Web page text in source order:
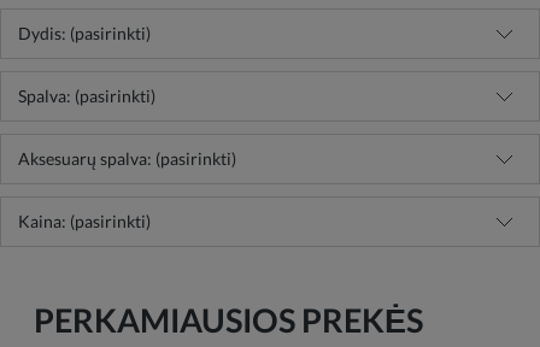
Dydis: (pasirinkti)
Spalva: (pasirinkti)
Aksesuarų spalva: (pasirinkti)
Kaina: (pasirinkti)
PERKAMIAUSIOS PREKĖS